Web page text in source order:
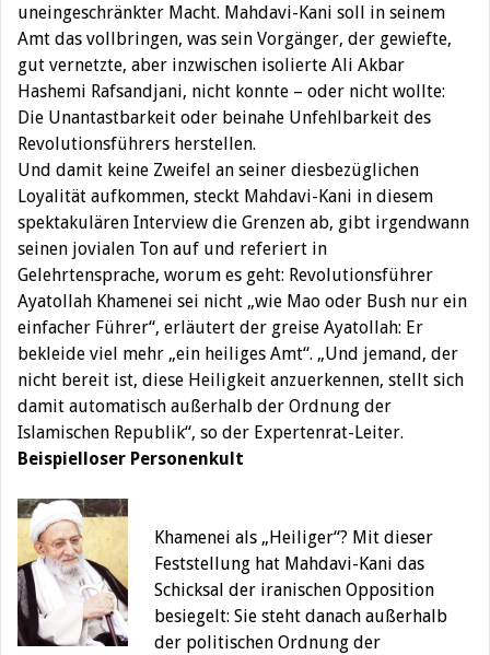
uneingeschränkter Macht. Mahdavi-Kani soll in seinem
Amt das vollbringen, was sein Vorgänger, der gewiefte,
gut vernetzte, aber inzwischen isolierte Ali Akbar
Hashemi Rafsandjani, nicht konnte – oder nicht wollte:
Die Unantastbarkeit oder beinahe Unfehlbarkeit des
Revolutionsführers herstellen.
Und damit keine Zweifel an seiner diesbezüglichen
Loyalität aufkommen, steckt Mahdavi-Kani in diesem
spektakulären Interview die Grenzen ab, gibt irgendwann
seinen jovialen Ton auf und referiert in
Gelehrtensprache, worum es geht: Revolutionsführer
Ayatollah Khamenei sei nicht „wie Mao oder Bush nur ein
einfacher Führer“, erläutert der greise Ayatollah: Er
bekleide viel mehr „ein heiliges Amt“. „Und jemand, der
nicht bereit ist, diese Heiligkeit anzuerkennen, stellt sich
damit automatisch außerhalb der Ordnung der
Islamischen Republik“, so der Expertenrat-Leiter.
Beispielloser Personenkult
Khamenei als „Heiliger“? Mit dieser
Feststellung hat Mahdavi-Kani das
Schicksal der iranischen Opposition
besiegelt: Sie steht danach außerhalb
der politischen Ordnung der